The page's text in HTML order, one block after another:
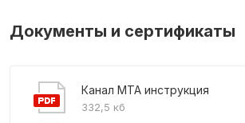
Документы и сертификаты
Канал МТА инструкция
332,5 кб